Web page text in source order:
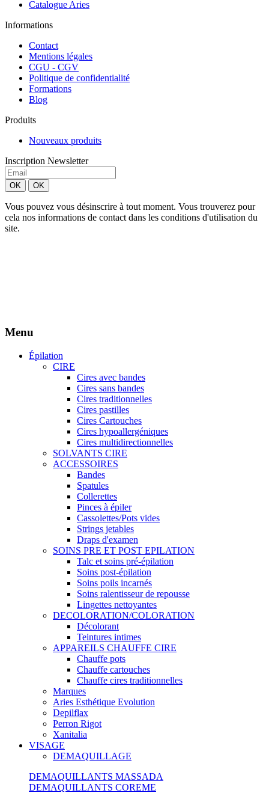
Catalogue Aries
Informations
Contact
Mentions légales
CGU - CGV
Politique de confidentialité
Formations
Blog
Produits
Nouveaux produits
Inscription Newsletter
Vous pouvez vous désinscrire à tout moment. Vous trouverez pour
cela nos informations de contact dans les conditions d'utilisation du
site.
Menu
Épilation
CIRE
Cires avec bandes
Cires sans bandes
Cires traditionnelles
Cires pastilles
Cires Cartouches
Cires hypoallergéniques
Cires multidirectionnelles
SOLVANTS CIRE
ACCESSOIRES
Bandes
Spatules
Collerettes
Pinces à épiler
Cassolettes/Pots vides
Strings jetables
Draps d'examen
SOINS PRE ET POST EPILATION
Talc et soins pré-épilation
Soins post-épilation
Soins poils incarnés
Soins ralentisseur de repousse
Lingettes nettoyantes
DECOLORATION/COLORATION
Décolorant
Teintures intimes
APPAREILS CHAUFFE CIRE
Chauffe pots
Chauffe cartouches
Chauffe cires traditionnelles
Marques
Aries Esthétique Evolution
Depilflax
Perron Rigot
Xanitalia
VISAGE
DEMAQUILLAGE
DEMAQUILLANTS MASSADA
DEMAQUILLANTS COREME